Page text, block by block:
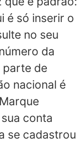
é só inserir o
no seu
da
parte de
nacional é
conta
se cadastrou